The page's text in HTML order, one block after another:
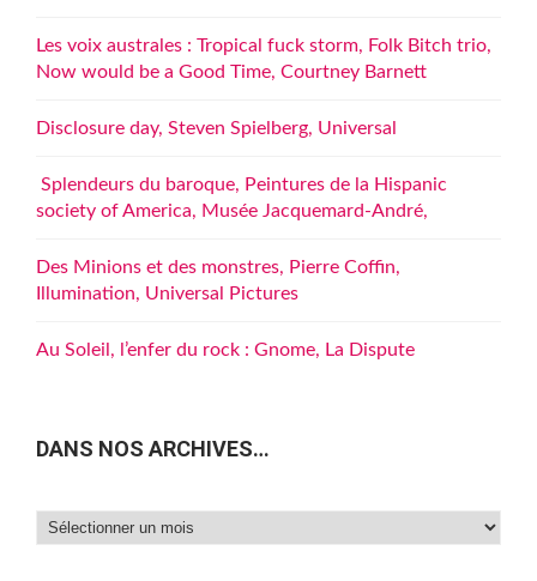
Les voix australes : Tropical fuck storm, Folk Bitch trio,
Now would be a Good Time, Courtney Barnett
Disclosure day, Steven Spielberg, Universal
Splendeurs du baroque, Peintures de la Hispanic
society of America, Musée Jacquemard-André,
Des Minions et des monstres, Pierre Coffin,
Illumination, Universal Pictures
Au Soleil, l’enfer du rock : Gnome, La Dispute
DANS NOS ARCHIVES…
Dans